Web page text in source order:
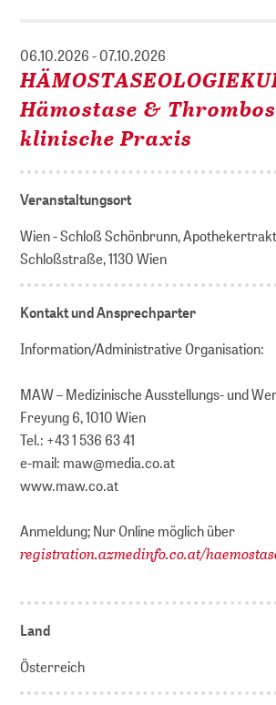
06.10.2026 - 07.10.2026
Hämostase &
klinische Praxis
Veranstaltungsort
Wien - Schloß Schönbrunn,
Schloßstraße, 1130 Wien
Kontakt und Ansprechparter
Information/Administrative Organisation:
MAW – Medizinische Ausstellungs- und
Freyung 6, 1010 Wien
Tel.: +43 1 536 63 41
e-mail: maw@media.co.at
www.maw.co.at
Anmeldung; Nur Online möglich über
registration.azmedinfo.co.at/
Land
Österreich